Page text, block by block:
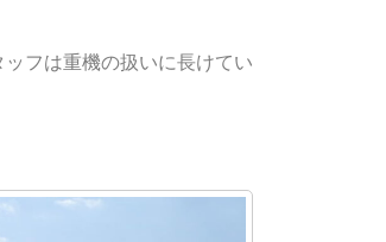
フは重機の扱いに長けてい